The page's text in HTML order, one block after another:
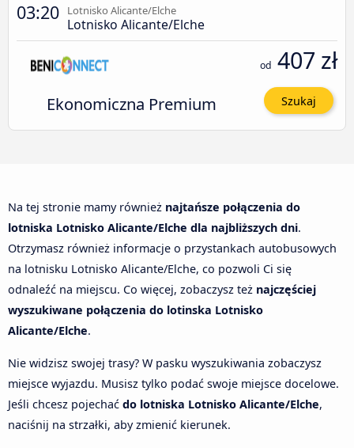
03:20 Lotnisko Alicante/Elche
Lotnisko Alicante/Elche
Ekonomiczna Premium
od 407 zł
Szukaj
Na tej stronie mamy również najtańsze połączenia do
lotniska Lotnisko Alicante/Elche dla najbliższych dni.
Otrzymasz również informacje o przystankach autobusowych
na lotnisku Lotnisko Alicante/Elche, co pozwoli Ci się
odnaleźć na miejscu. Co więcej, zobaczysz też najczęściej
wyszukiwane połączenia do lotinska Lotnisko
Alicante/Elche.
Nie widzisz swojej trasy? W pasku wyszukiwania zobaczysz
miejsce wyjazdu. Musisz tylko podać swoje miejsce docelowe.
Jeśli chcesz pojechać do lotniska Lotnisko Alicante/Elche,
naciśnij na strzałki, aby zmienić kierunek.